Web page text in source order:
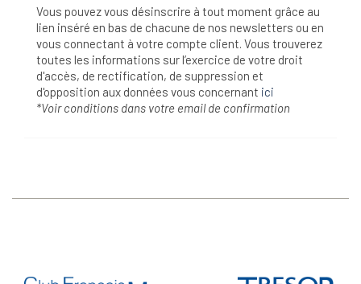
Vous pouvez vous désinscrire à tout moment grâce au
lien inséré en bas de chacune de nos newsletters ou en
vous connectant à votre compte client. Vous trouverez
toutes les informations sur l’exercice de votre droit
d'accès, de rectification, de suppression et
d'opposition aux données vous concernant ici
*Voir conditions dans votre email de confirmation